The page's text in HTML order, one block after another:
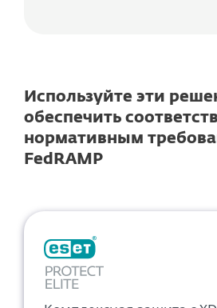
Используйте эти
обеспечить
нормативным
FedRAMP